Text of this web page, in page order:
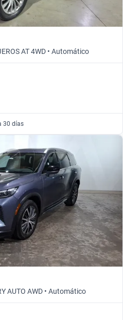
AT 4WD • Automático
30 días
AUTO AWD • Automático